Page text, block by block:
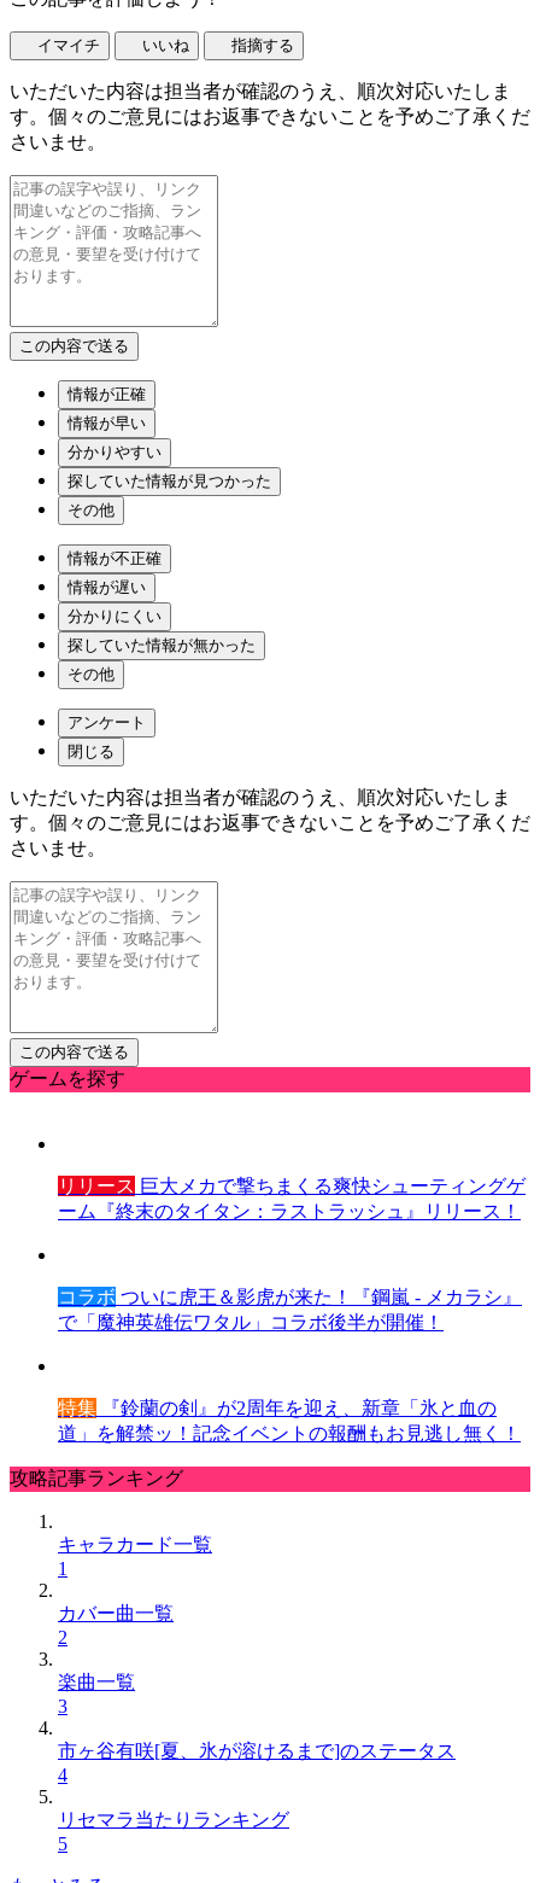
イマイチ いいね 指摘する
いただいた内容は担当者が確認のうえ、順次対応いたしま
す。個々のご意見にはお返事できないことを予めご了承くだ
さいませ。
情報が正確
情報が早い
分かりやすい
探していた情報が見つかった
その他
情報が不正確
情報が遅い
分かりにくい
探していた情報が無かった
その他
アンケート
閉じる
いただいた内容は担当者が確認のうえ、順次対応いたしま
す。個々のご意見にはお返事できないことを予めご了承くだ
さいませ。
ゲームを探す
リリース 巨大メカで撃ちまくる爽快シューティングゲ
ーム『終末のタイタン：ラストラッシュ』リリース！
コラボ ついに虎王＆影虎が来た！『鋼嵐 - メカラシ』
で「魔神英雄伝ワタル」コラボ後半が開催！
特集 『鈴蘭の剣』が2周年を迎え、新章「氷と血の
道」を解禁ッ！記念イベントの報酬もお見逃し無く！
攻略記事ランキング
キャラカード一覧
1
カバー曲一覧
2
楽曲一覧
3
市ヶ谷有咲[夏、氷が溶けるまで]のステータス
4
リセマラ当たりランキング
5